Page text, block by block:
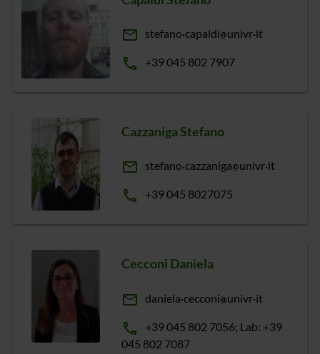
email stefano capaldi univr it
phone +39 045 802 7907
Cazzaniga Stefano
email stefano cazzaniga univr it
phone +39 045 8027075
Cecconi Daniela
email daniela cecconi univr it
phone
+39 045 802 7056; Lab: +39
045 802 7087